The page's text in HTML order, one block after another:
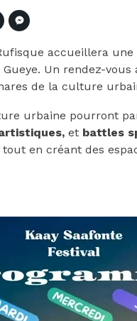
accueillera
Un rendez-
de la culture
urbaine pourront
et battles
en créant des